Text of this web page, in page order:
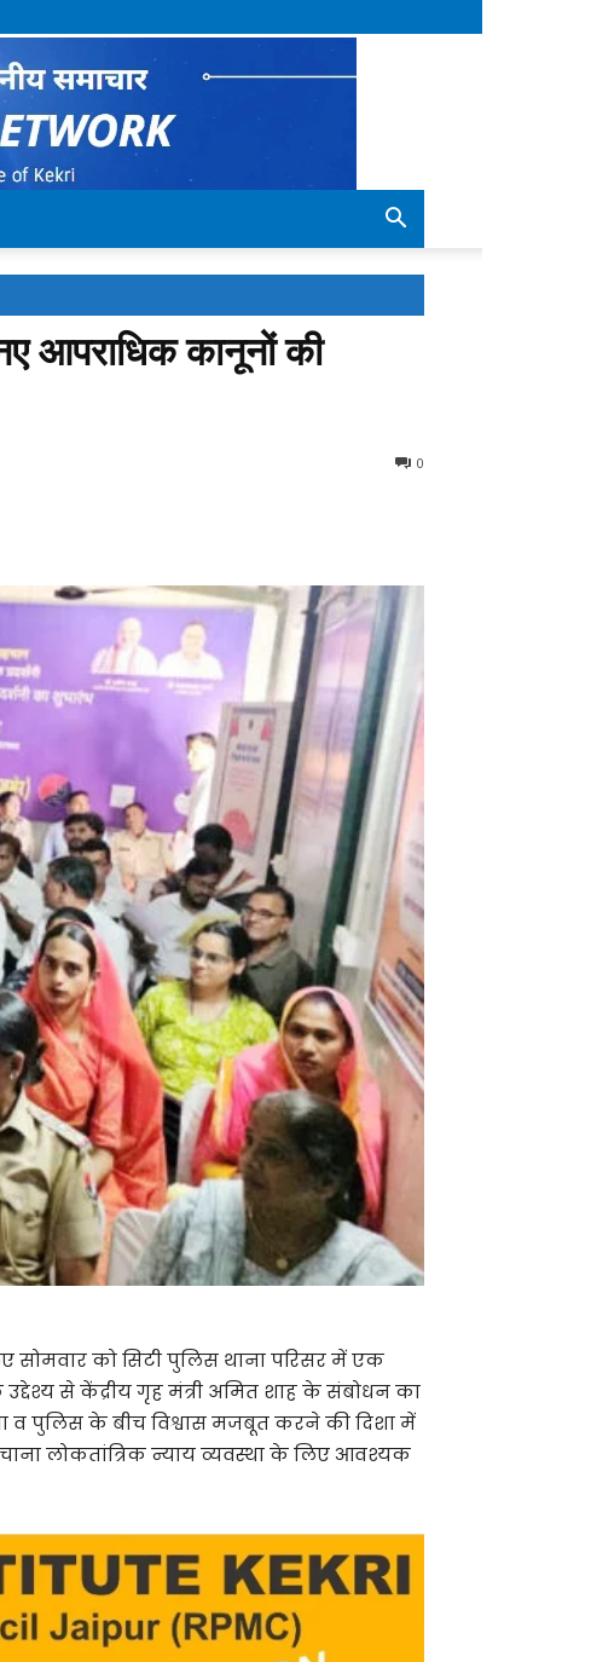
आपराधिक कानूनों की
0
सोमवार को सिटी पुलिस थाना परिसर में एक
से केंद्रीय गृह मंत्री अमित शाह के संबोधन का
व पुलिस के बीच विश्वास मजबूत करने की दिशा में
लोकतांत्रिक न्याय व्यवस्था के लिए आवश्यक